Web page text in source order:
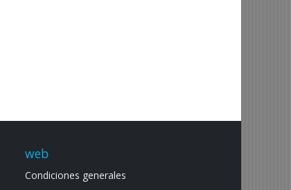
web
Condiciones generales